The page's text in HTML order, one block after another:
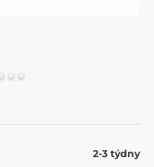
2-3 týdny